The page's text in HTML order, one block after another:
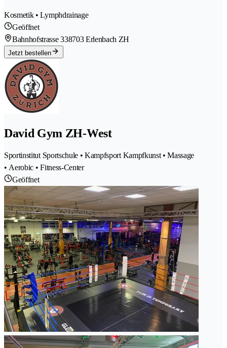
Kosmetik • Lymphdrainage
Geöffnet
Bahnhofstrasse 338703 Erlenbach ZH
Jetzt bestellen
David Gym ZH-West
Sportinstitut Sportschule • Kampfsport Kampfkunst • Massage
• Aerobic • Fitness-Center
Geöffnet